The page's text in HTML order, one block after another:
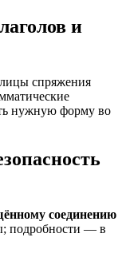
и
спряжения
нужную форму во
соединению
подробности — в